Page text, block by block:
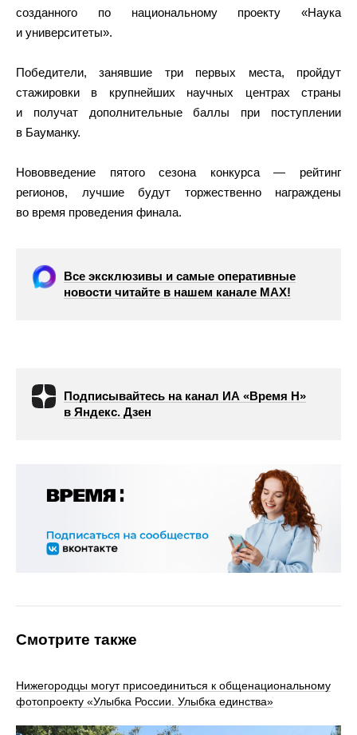
созданного по национальному проекту «Наука
и университеты».
Победители, занявшие три первых места, пройдут
стажировки в крупнейших научных центрах страны
и получат дополнительные баллы при поступлении
в Бауманку.
Нововведение пятого сезона конкурса — рейтинг
регионов, лучшие будут торжественно награждены
во время проведения финала.
Все эксклюзивы и самые оперативные
новости читайте в нашем канале МАХ!
Подписывайтесь на канал ИА «Время Н»
в Яндекс. Дзен
Смотрите также
Нижегородцы могут присоединиться к общенациональному
фотопроекту «Улыбка России. Улыбка единства»